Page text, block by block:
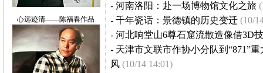
心远迹清——陈福春作品
-河南洛阳：赴一场博物馆文化之旅
-千年瓷话：景德镇的历史变迁 (10/
-河北响堂山6尊石窟流散造像借3D
- 天津市文联市作协小分队到“871”
风 (10/14 14:01)